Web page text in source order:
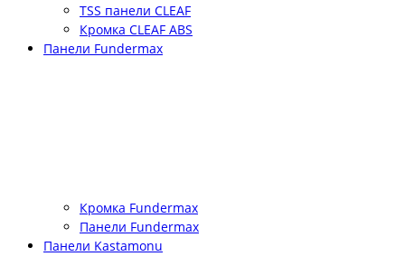
TSS панели CLEAF
Кромка CLEAF ABS
Панели Fundermax
Кромка Fundermax
Панели Fundermax
Панели Kastamonu